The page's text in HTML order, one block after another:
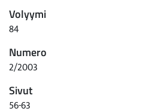
Volyymi
84
Numero
2/2003
Sivut
56-63